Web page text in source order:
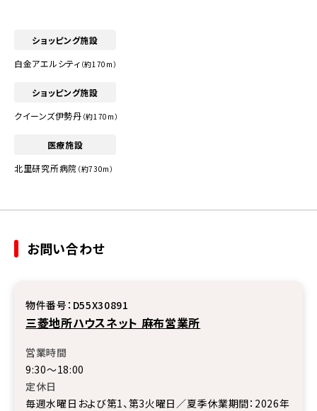
ショッピング施設
白金アエルシティ （約170m）
ショッピング施設
クイーンズ伊勢丹 （約170m）
医療施設
北里研究所病院 （約730m）
お問い合わせ
三菱地所ハウスネット 麻布営業所
物件番号：D55X30891
営業時間
9:30〜18:00
定休日
毎週水曜日および第1、第3火曜日／夏季休業期間：2026年